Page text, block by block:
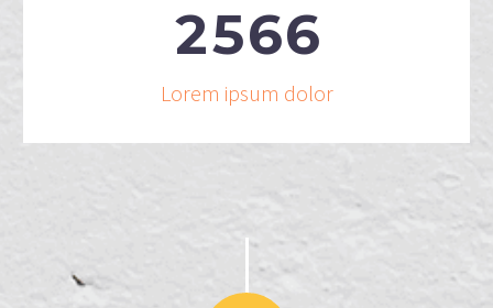
2566
Lorem ipsum dolor